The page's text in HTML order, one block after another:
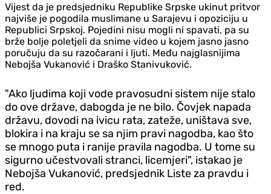
Vijest da je predsjedniku Republike Srpske ukinut pritvor
najviše je pogodila muslimane u Sarajevu i opoziciju u
Republici Srpskoj. Pojedini nisu mogli ni spavati, pa su
brže bolje poletjeli da snime video u kojem jasno jasno
poručuju da su razočarani i ljuti. Među najglasnijima
Nebojša Vukanović i Draško Stanivuković.
"Ako ljudima koji vode pravosudni sistem nije stalo
do ove države, dabogda je ne bilo. Čovjek napada
državu, dovodi na ivicu rata, zateže, uništava sve,
blokira i na kraju se sa njim pravi nagodba, kao što
se mnogo puta i ranije pravila nagodba. U tome su
sigurno učestvovali stranci, licemjeri", istakao je
Nebojša Vukanović, predsjednik Liste za pravdu i
red.